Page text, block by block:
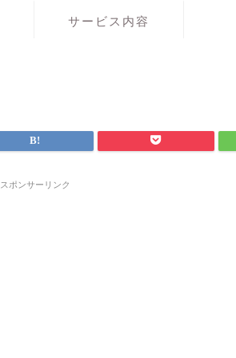
サービス内容
スポンサーリンク